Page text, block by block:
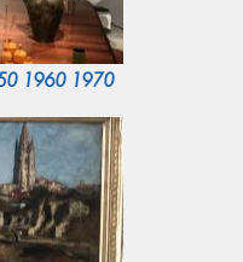
1960 1970